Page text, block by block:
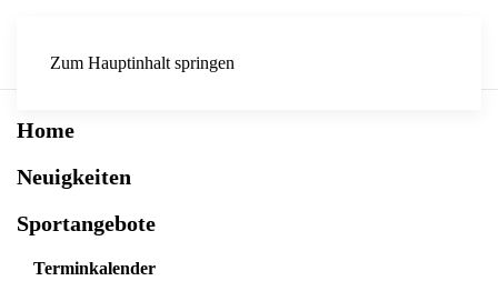
Zum Hauptinhalt springen
Home
Neuigkeiten
Sportangebote
Terminkalender